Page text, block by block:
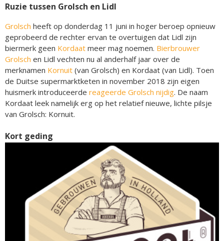
Ruzie tussen Grolsch en Lidl
Grolsch heeft op donderdag 11 juni in hoger beroep opnieuw
geprobeerd de rechter ervan te overtuigen dat Lidl zijn
biermerk geen Kordaat meer mag noemen. Bierbrouwer
Grolsch en Lidl vechten nu al anderhalf jaar over de
merknamen Kornuit (van Grolsch) en Kordaat (van Lidl). Toen
de Duitse supermarktketen in november 2018 zijn eigen
huismerk introduceerde reageerde Grolsch nijdig. De naam
Kordaat leek namelijk erg op het relatief nieuwe, lichte pilsje
van Grolsch: Kornuit.
Kort geding